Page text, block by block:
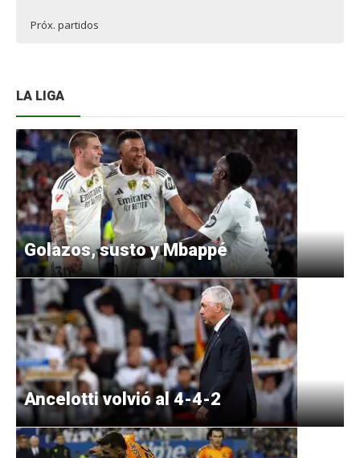
Próx. partidos
LA LIGA
Golazos, susto y Mbappé
Ancelotti volvió al 4-4-2